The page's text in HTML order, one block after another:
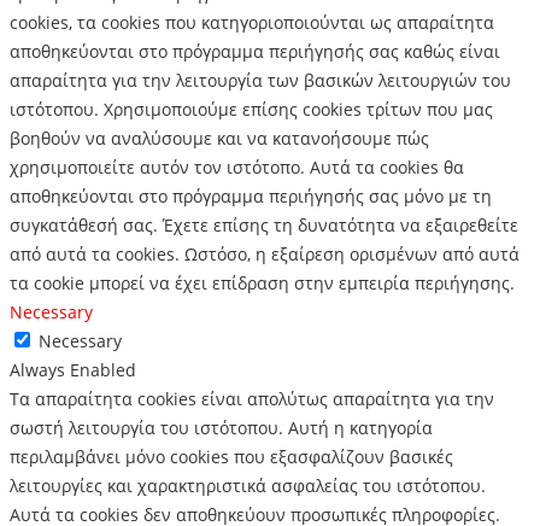
cookies, τα cookies που κατηγοριοποιούνται ως απαραίτητα
αποθηκεύονται στο πρόγραμμα περιήγησής σας καθώς είναι
απαραίτητα για την λειτουργία των βασικών λειτουργιών του
ιστότοπου. Χρησιμοποιούμε επίσης cookies τρίτων που μας
βοηθούν να αναλύσουμε και να κατανοήσουμε πώς
χρησιμοποιείτε αυτόν τον ιστότοπο. Αυτά τα cookies θα
αποθηκεύονται στο πρόγραμμα περιήγησής σας μόνο με τη
συγκατάθεσή σας. Έχετε επίσης τη δυνατότητα να εξαιρεθείτε
από αυτά τα cookies. Ωστόσο, η εξαίρεση ορισμένων από αυτά
τα cookie μπορεί να έχει επίδραση στην εμπειρία περιήγησης.
Necessary
Necessary
Always Enabled
Τα απαραίτητα cookies είναι απολύτως απαραίτητα για την
σωστή λειτουργία του ιστότοπου. Αυτή η κατηγορία
περιλαμβάνει μόνο cookies που εξασφαλίζουν βασικές
λειτουργίες και χαρακτηριστικά ασφαλείας του ιστότοπου.
Αυτά τα cookies δεν αποθηκεύουν προσωπικές πληροφορίες.